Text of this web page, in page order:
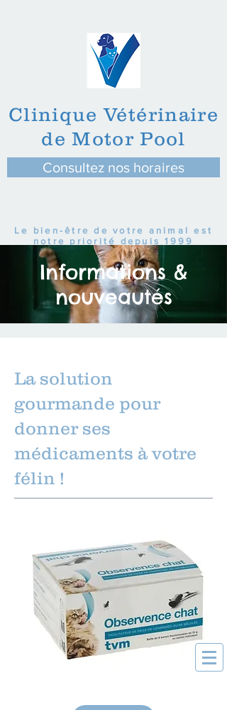
Clinique Vétérinaire
de Motor Pool
Consultez nos horaires
Le bien-être de votre animal est
notre priorité depuis 1999
Informations &
nouveautés
La solution
gourmande pour
donner ses
médicaments à votre
félin !